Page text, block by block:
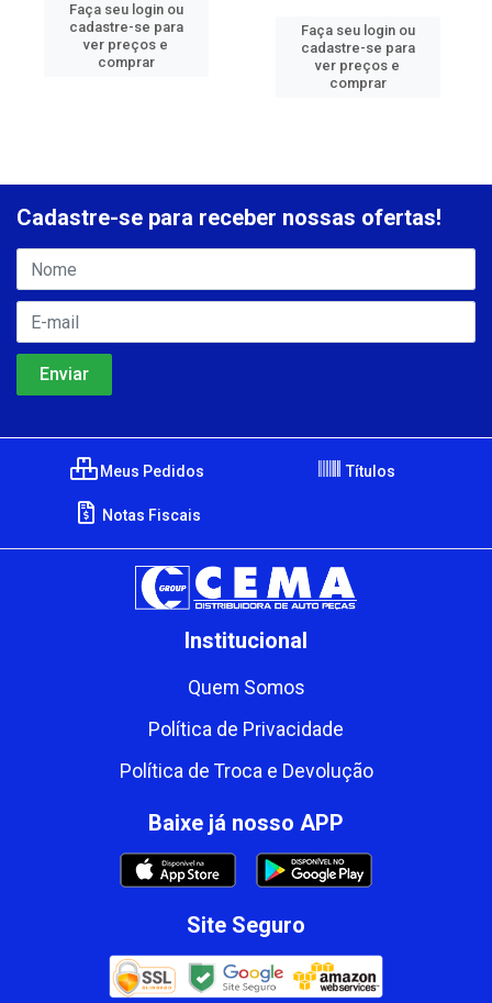
Faça seu login ou
cadastre-se para
ver preços e
comprar
Faça seu login ou
cadastre-se para
ver preços e
comprar
Cadastre-se para receber nossas ofertas!
Meus Pedidos Títulos
Notas Fiscais
Institucional
Quem Somos
Política de Privacidade
Política de Troca e Devolução
Baixe já nosso APP
Site Seguro